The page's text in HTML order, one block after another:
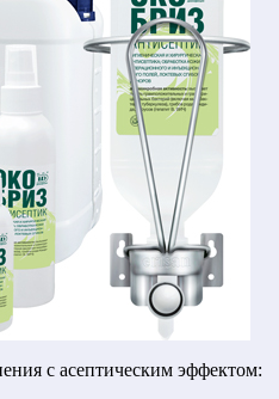
с асептическим эффектом: